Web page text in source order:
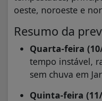
oeste, noroeste e
Resumo da
Quarta-feira
tempo instável,
sem chuva em
Quinta-feira